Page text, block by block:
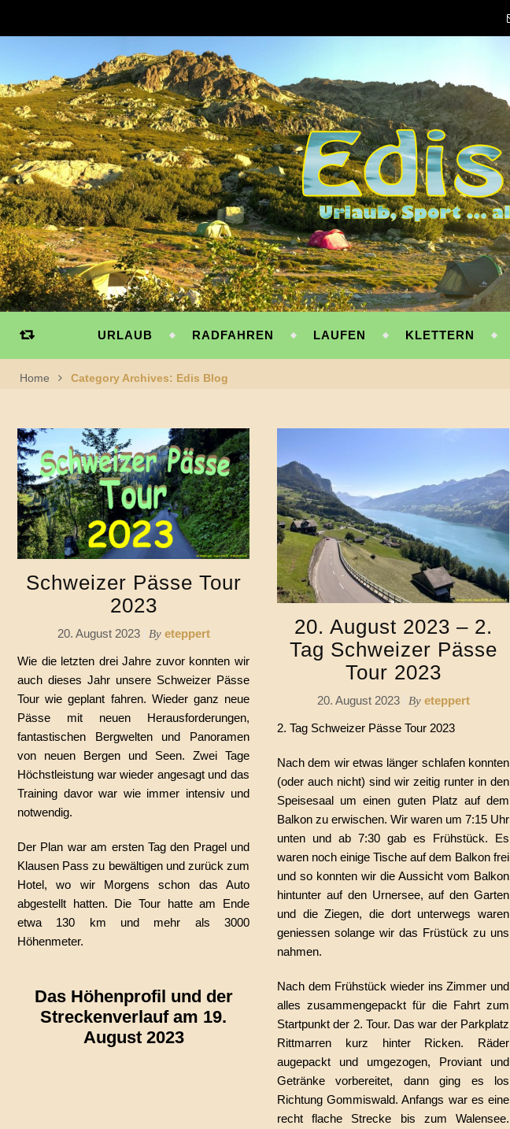
URLAUB RADFAHREN LAUFEN KLETTERN
Home Category Archives: Edis Blog
Schweizer Pässe Tour
2023
20. August 2023 By eteppert
Wie die letzten drei Jahre zuvor konnten wir
auch dieses Jahr unsere Schweizer Pässe
Tour wie geplant fahren. Wieder ganz neue
Pässe mit neuen Herausforderungen,
fantastischen Bergwelten und Panoramen
von neuen Bergen und Seen. Zwei Tage
Höchstleistung war wieder angesagt und das
Training davor war wie immer intensiv und
notwendig.
Der Plan war am ersten Tag den Pragel und
Klausen Pass zu bewältigen und zurück zum
Hotel, wo wir Morgens schon das Auto
abgestellt hatten. Die Tour hatte am Ende
etwa 130 km und mehr als 3000
Höhenmeter.
Das Höhenprofil und der
Streckenverlauf am 19.
August 2023
20. August 2023 – 2.
Tag Schweizer Pässe
Tour 2023
20. August 2023 By eteppert
2. Tag Schweizer Pässe Tour 2023
Nach dem wir etwas länger schlafen konnten
(oder auch nicht) sind wir zeitig runter in den
Speisesaal um einen guten Platz auf dem
Balkon zu erwischen. Wir waren um 7:15 Uhr
unten und ab 7:30 gab es Frühstück. Es
waren noch einige Tische auf dem Balkon frei
und so konnten wir die Aussicht vom Balkon
hintunter auf den Urnersee, auf den Garten
und die Ziegen, die dort unterwegs waren
geniessen solange wir das Früstück zu uns
nahmen.
Nach dem Frühstück wieder ins Zimmer und
alles zusammengepackt für die Fahrt zum
Startpunkt der 2. Tour. Das war der Parkplatz
Rittmarren kurz hinter Ricken. Räder
augepackt und umgezogen, Proviant und
Getränke vorbereitet, dann ging es los
Richtung Gommiswald. Anfangs war es eine
recht flache Strecke bis zum Walensee.